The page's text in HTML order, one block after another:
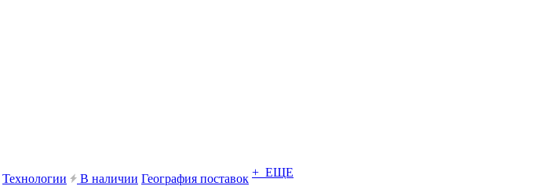
Технологии В наличии География поставок + ЕЩЕ